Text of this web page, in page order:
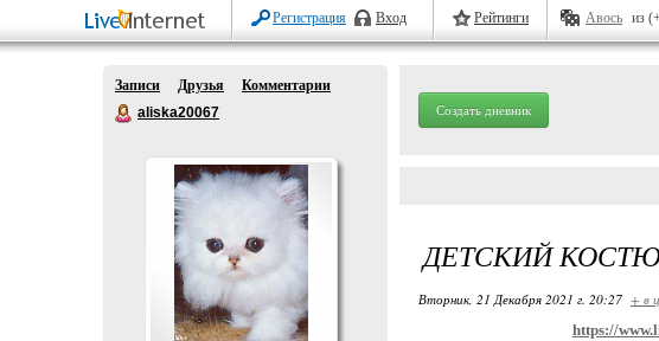
Регистрация Вход Рейтинги Авось из
Записи Друзья
Комментарии
aliska20067
Создать дневник
ДЕТСКИЙ
Вторник, 21 Декабря 2021 г. 20:27 + в
https://